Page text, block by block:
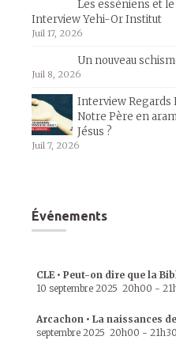
Les esséniens et
Interview Yehi-Or Institut
Juil 17, 2026
Un nouveau
Juil 8, 2026
Interview Regards
Notre Père en
Jésus ?
Juil 7, 2026
Événements
CLE • Peut-on dire que la
10 septembre 2025 20h00 -
Arcachon • La naissances
septembre 2025 20h00 - 21h30